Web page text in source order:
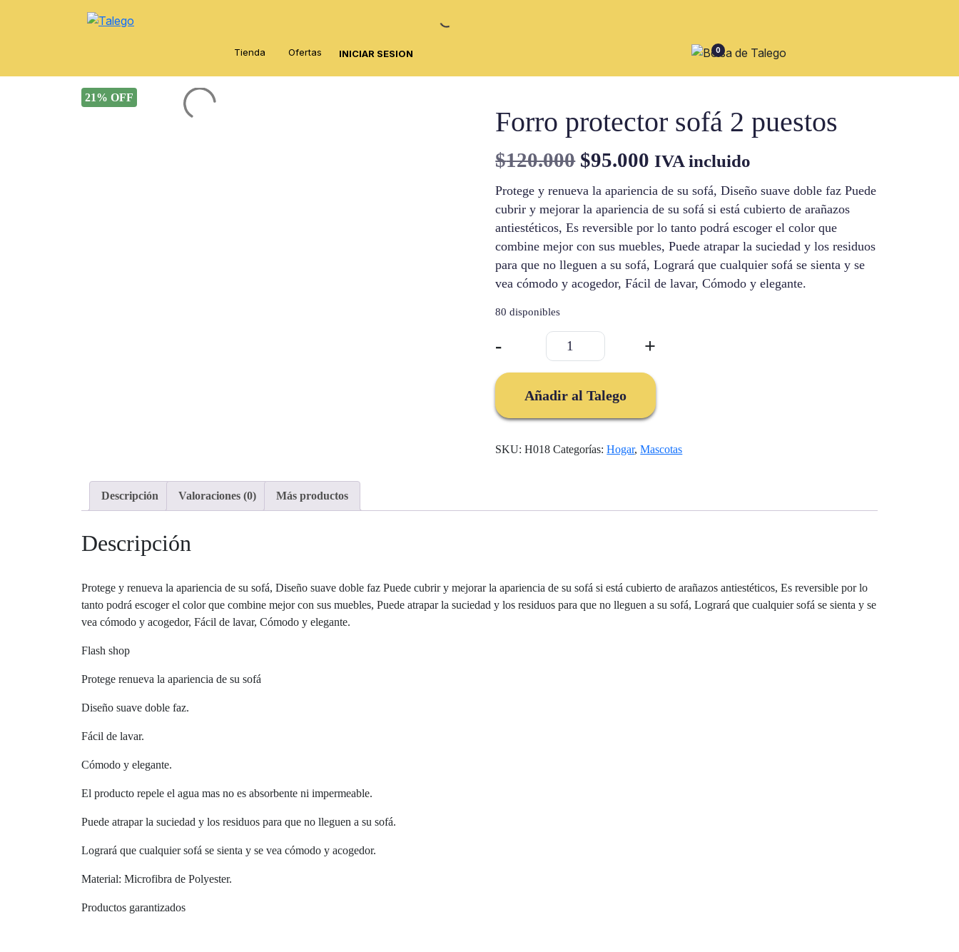
Tienda Ofertas INICIAR SESION 0
21% OFF
Forro protector sofá 2 puestos
$120.000 El
precio
original
era:
$120.000.
$95.000 El
precio
actual
es:
$95.000.
IVA incluido
Protege y renueva la apariencia de su sofá, Diseño suave doble faz Puede
cubrir y mejorar la apariencia de su sofá si está cubierto de arañazos
antiestéticos, Es reversible por lo tanto podrá escoger el color que
combine mejor con sus muebles, Puede atrapar la suciedad y los residuos
para que no lleguen a su sofá, Logrará que cualquier sofá se sienta y se
vea cómodo y acogedor, Fácil de lavar, Cómodo y elegante.
80 disponibles
-
protector
sofá
2
cantidad
+
Añadir al Talego
SKU:H018 Categorías:Hogar,Mascotas
Descripción Valoraciones (0) Más productos
Descripción
Protege y renueva la apariencia de su sofá, Diseño suave doble faz Puede cubrir y mejorar la apariencia de su sofá si está cubierto de arañazos antiestéticos, Es reversible por lo
tanto podrá escoger el color que combine mejor con sus muebles, Puede atrapar la suciedad y los residuos para que no lleguen a su sofá, Logrará que cualquier sofá se sienta y se
vea cómodo y acogedor, Fácil de lavar, Cómodo y elegante.
Flash shop
Protege renueva la apariencia de su sofá
Diseño suave doble faz.
Fácil de lavar.
Cómodo y elegante.
El producto repele el agua mas no es absorbente ni impermeable.
Puede atrapar la suciedad y los residuos para que no lleguen a su sofá.
Logrará que cualquier sofá se sienta y se vea cómodo y acogedor.
Material: Microfibra de Polyester.
Productos garantizados